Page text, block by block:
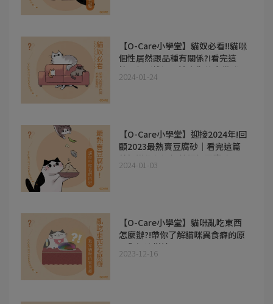
【O-Care小學堂】貓奴必看!!貓咪
個性居然跟品種有關係?!看完這
篇，輕鬆挑選最適合你的小貓咪!!
2024-01-24
【O-Care小學堂】迎接2024年!回
顧2023最熱賣豆腐砂｜看完這篇
就知道為何選擇牡蠣殼豆腐砂!
2024-01-03
【O-Care小學堂】貓咪亂吃東西
怎麼辦?!帶你了解貓咪異食癖的原
因與解決辦法!!
2023-12-16